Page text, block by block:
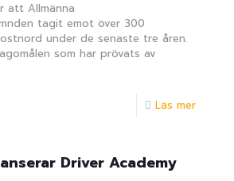
att Allmänna
tagit emot över 300
under de senaste tre åren.
som har prövats av
Läs mer
Driver Academy